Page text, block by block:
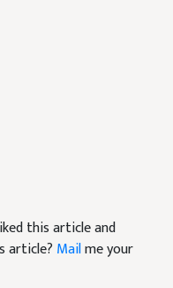
this article and
article? Mailme your